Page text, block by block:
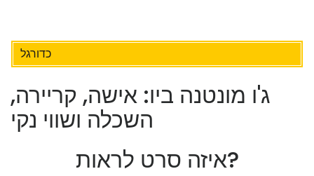
כדורגל
ג'ו מונטנה ביו: אישה, קריירה,
השכלה ושווי נקי
איזה סרט לראות?